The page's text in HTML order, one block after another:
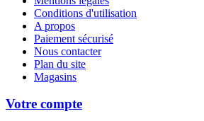
Conditions d'utilisation
A propos
Paiement sécurisé
Nous contacter
Plan du site
Magasins
Votre compte